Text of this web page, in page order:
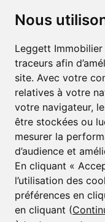
Nous
Leggett
traceurs afin
site. Avec votre
relatives à votre
votre navigateur,
être stockées ou
mesurer la
d’audience et
En cliquant «
l’utilisation des
préférences en
en cliquant (
S’abonner à la
Prénom*
E-mail*
J’accepte de
S'inscrire